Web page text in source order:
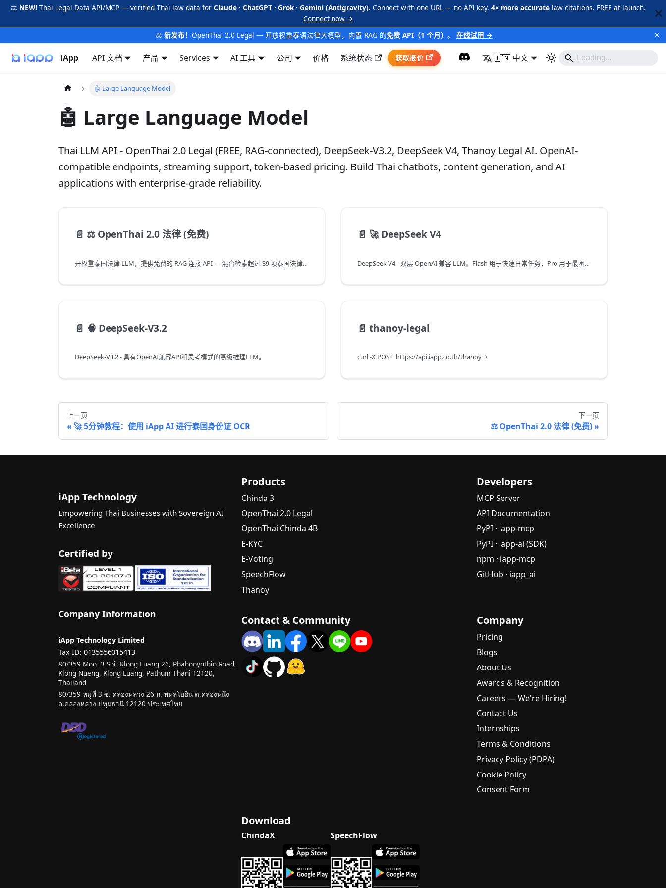
⚖️ NEW! Thai Legal Data API/MCP — verified Thai law data for Claude · ChatGPT · Grok · Gemini (Antigravity). Connect with one URL — no API key. 4× more accuratelaw citations. FREE at launch.
Connect now →
⚖️ 新发布！ OpenThai 2.0 Legal — 开放权重泰语法律大模型，内置 RAG 的免费 API（1 个月） 。 在线试用 → ×
iApp API 文档 产品 Services AI 工具 公司 价格 系统状态 获取报价 🇨🇳 中文
🤖 Large Language Model
🤖 Large Language Model
Thai LLM API - OpenThai 2.0 Legal (FREE, RAG-connected), DeepSeek-V3.2, DeepSeek V4, Thanoy Legal AI. OpenAI-
compatible endpoints, streaming support, token-based pricing. Build Thai chatbots, content generation, and AI
applications with enterprise-grade reliability.
📄️ ⚖️ OpenThai 2.0 法律 (免费)
开权重泰国法律 LLM，提供免费的 RAG 连接 API — 混合检索超过 39 项泰国法律，可验证的มาตรา 引用，兼容 OpenAI。
📄️ 🚀 DeepSeek V4
DeepSeek V4 - 双层 OpenAI 兼容 LLM。Flash 用于快速日常任务，Pro 用于最困难的推理。
📄️ 🧠 DeepSeek-V3.2
DeepSeek-V3.2 - 具有OpenAI兼容API和思考模式的高级推理LLM。
📄️ thanoy-legal
curl -X POST 'https://api.iapp.co.th/thanoy' \
上一页
🚀 5分钟教程：使用 iApp AI 进行泰国身份证 OCR
下一页
⚖️ OpenThai 2.0 法律 (免费)
iApp Technology
Empowering Thai Businesses with Sovereign AI
Excellence
Certified by
Company Information
iApp Technology Limited
Tax ID: 0135556015413
80/359 Moo. 3 Soi. Klong Luang 26, Phahonyothin Road,
Klong Nueng, Klong Luang, Pathum Thani 12120,
Thailand
80/359 หมู่ที่ 3 ซ. คลองหลวง 26 ถ. พหลโยธิน ต.คลองหนึ่ง
อ.คลองหลวง ปทุมธานี 12120 ประเทศไทย
Products
Chinda 3
OpenThai 2.0 Legal
OpenThai Chinda 4B
E-KYC
E-Voting
SpeechFlow
Thanoy
Developers
MCP Server
API Documentation
PyPI · iapp-mcp
PyPI · iapp-ai (SDK)
npm · iapp-mcp
GitHub · iapp_ai
Contact & Community Company
Pricing
Blogs
About Us
Awards & Recognition
Careers — We're Hiring!
Contact Us
Internships
Terms & Conditions
Privacy Policy (PDPA)
Cookie Policy
Consent Form
Download
ChindaX SpeechFlow